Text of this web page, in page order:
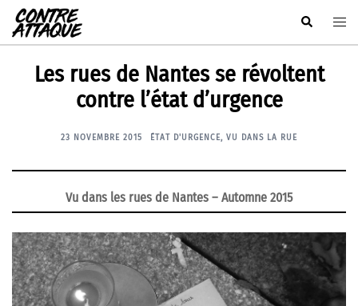
Aller
au
contenu
Rechercher
Les rues de Nantes se révoltent
contre l’état d’urgence
23 NOVEMBRE 2015 ÉTAT D'URGENCE, VU DANS LA RUE
Vu dans les rues de Nantes – Automne 2015